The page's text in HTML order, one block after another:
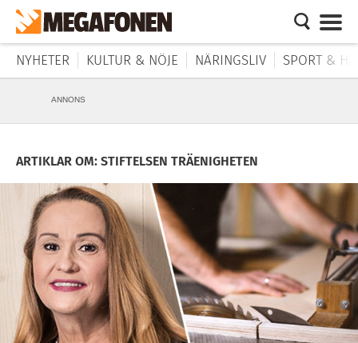
NYHETER KULTUR & NÖJE NÄRINGSLIV SPORT &
ANNONS
ARTIKLAR OM: STIFTELSEN TRÄENIGHETEN